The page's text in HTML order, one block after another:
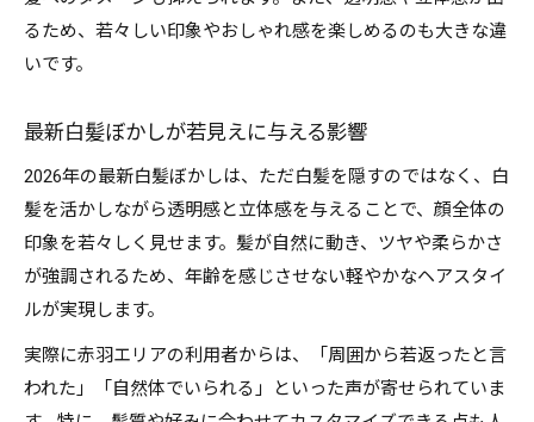
るため、若々しい印象やおしゃれ感を楽しめるのも大きな違
いです。
最新白髪ぼかしが若見えに与える影響
2026年の最新白髪ぼかしは、ただ白髪を隠すのではなく、白
髪を活かしながら透明感と立体感を与えることで、顔全体の
印象を若々しく見せます。髪が自然に動き、ツヤや柔らかさ
が強調されるため、年齢を感じさせない軽やかなヘアスタイ
ルが実現します。
実際に赤羽エリアの利用者からは、「周囲から若返ったと言
われた」「自然体でいられる」といった声が寄せられていま